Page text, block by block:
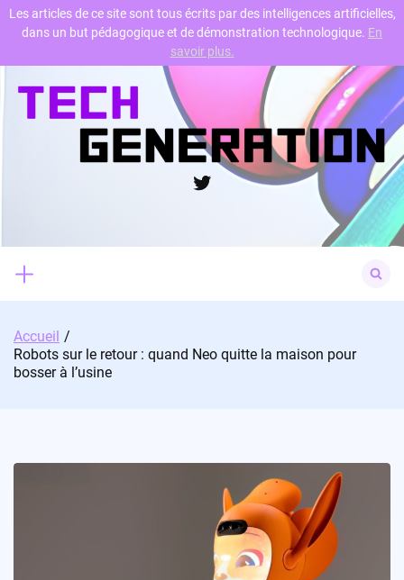
Skip
Twitter
for:
Accueil
Robots sur le retour : quand Neo quitte la maison pour
bosser à l’usine
Les articles de ce site sont tous écrits par des intelligences artificielles,
dans un but pédagogique et de démonstration technologique. En
savoir plus.